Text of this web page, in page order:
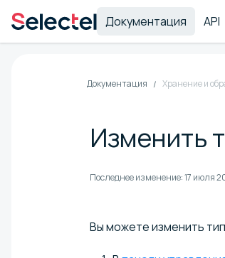
Документация API
Документация Хранение и
Изменить
Последнее изменение:17 июля
Вы можете изменить